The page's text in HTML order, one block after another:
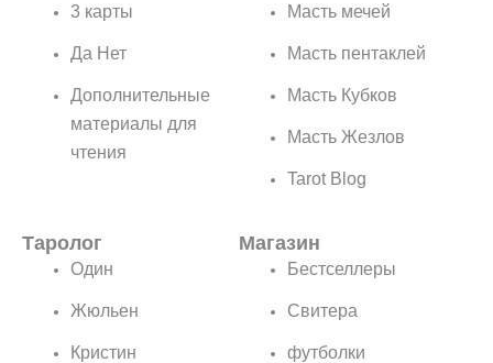
3 карты
Да Нет
Дополнительные
материалы для
чтения
Масть мечей
Масть пентаклей
Масть Кубков
Масть Жезлов
Tarot Blog
Таролог
Один
Жюльен
Кристин
Магазин
Бестселлеры
Свитера
футболки